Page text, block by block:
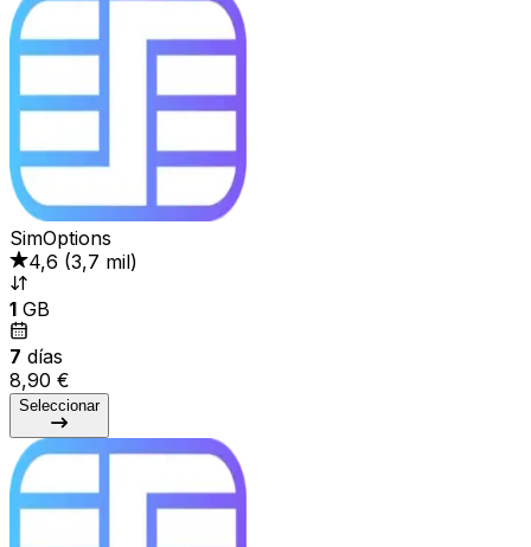
SimOptions
4,6 (3,7 mil)
1 GB
7 días
8,90 €
Seleccionar